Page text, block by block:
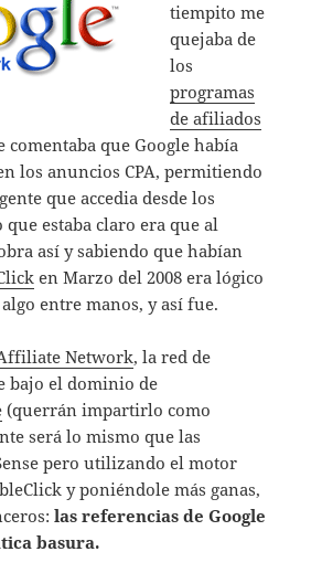
tiempito me
quejaba de
los
programas
de afiliados
comentaba que Google había
los anuncios CPA, permitiendo
que accedia desde los
que estaba claro era que al
así y sabiendo que habían
en Marzo del 2008 era lógico
entre manos, y así fue.
Network, la red de
bajo el dominio de
(querrán impartirlo como
será lo mismo que las
pero utilizando el motor
y poniéndole más ganas,
las referencias de Google
basura.